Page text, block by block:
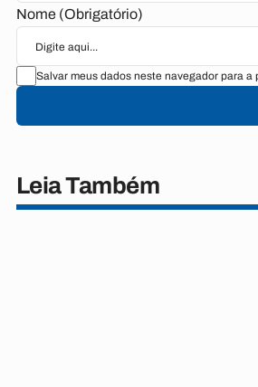
Nome (Obrigatório)
Salvar meus dados neste navegador para a
Leia Também